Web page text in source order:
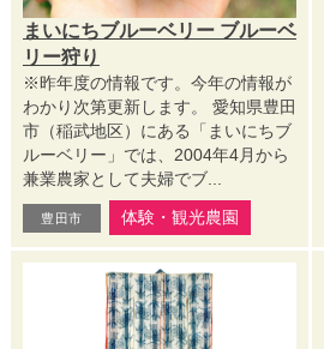
まいにちブルーベリー ブルーベ
リー狩り
※昨年度の情報です。今年の情報が
わかり次第更新します。 愛知県豊田
市（稲武地区）にある「まいにちブ
ルーベリー」では、2004年4月から
兼業農家として夫婦でブ...
豊田市 体験・観光農園